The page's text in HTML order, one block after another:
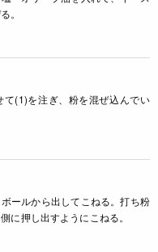
。
て(1)を注ぎ、粉を混ぜ込んでい
ールから出してこねる。打ち粉
に押し出すようにこねる。